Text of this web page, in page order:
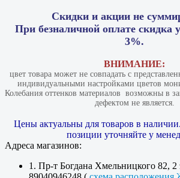
Скидки и акции не
При безналичной оплате скидка
3%.
ВНИМАНИЕ:
цвет товара может не совпадать с
индивидуальными настройками цветов
Колебания оттенков материалов​ ​ возможны в
дефектом не является.
Цены актуальны для товаров в
позиции уточняйте у
Адреса магазинов:
1. Пр-т Богдана Хмельницкого 82, 2